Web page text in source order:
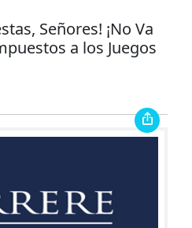
Señores! ¡No Va
a los Juegos